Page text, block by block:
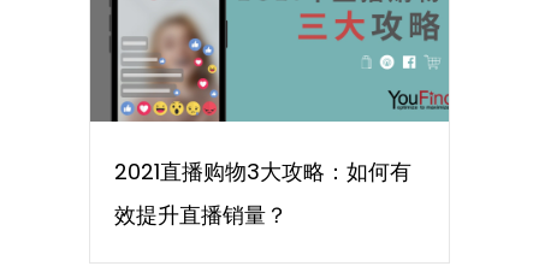
2021直播购物3大攻略：如何有
效提升直播销量？